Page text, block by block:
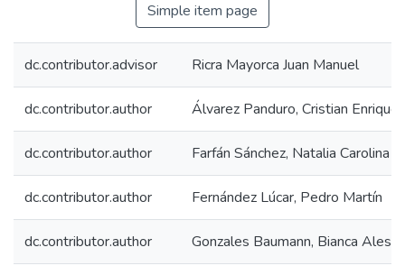
Simple item page
dc.contributor.advisor Ricra Mayorca Juan Manuel
dc.contributor.author Álvarez Panduro, Cristian Enrique
dc.contributor.author Farfán Sánchez, Natalia Carolina
dc.contributor.author Fernández Lúcar, Pedro Martín
dc.contributor.author Gonzales Baumann, Bianca